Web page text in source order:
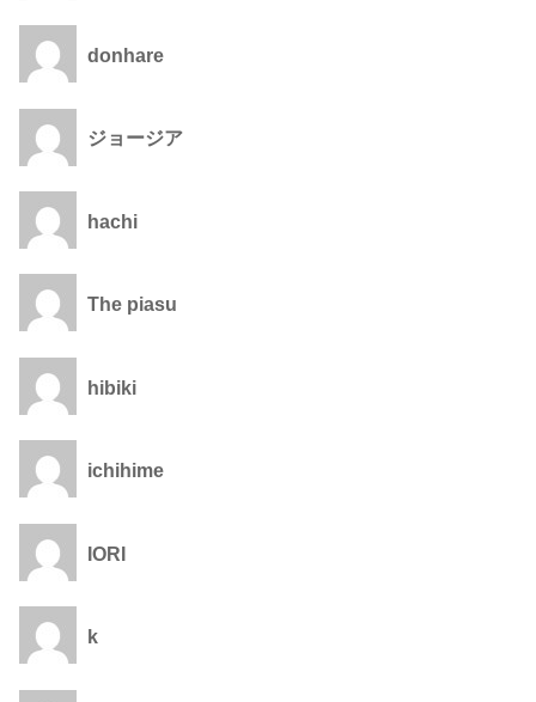
donhare
ジョージア
hachi
The piasu
hibiki
ichihime
IORI
k